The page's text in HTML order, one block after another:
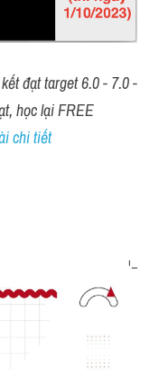
đạt target 6.0 - 7.0 -
học lại FREE
chi tiết